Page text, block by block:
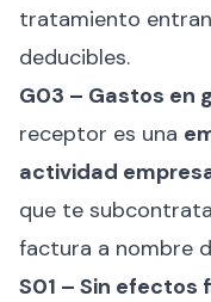
tratamiento
deducibles.
G03 – Gastos en
receptor es una
actividad
que te
factura a nombre
S01 – Sin efectos